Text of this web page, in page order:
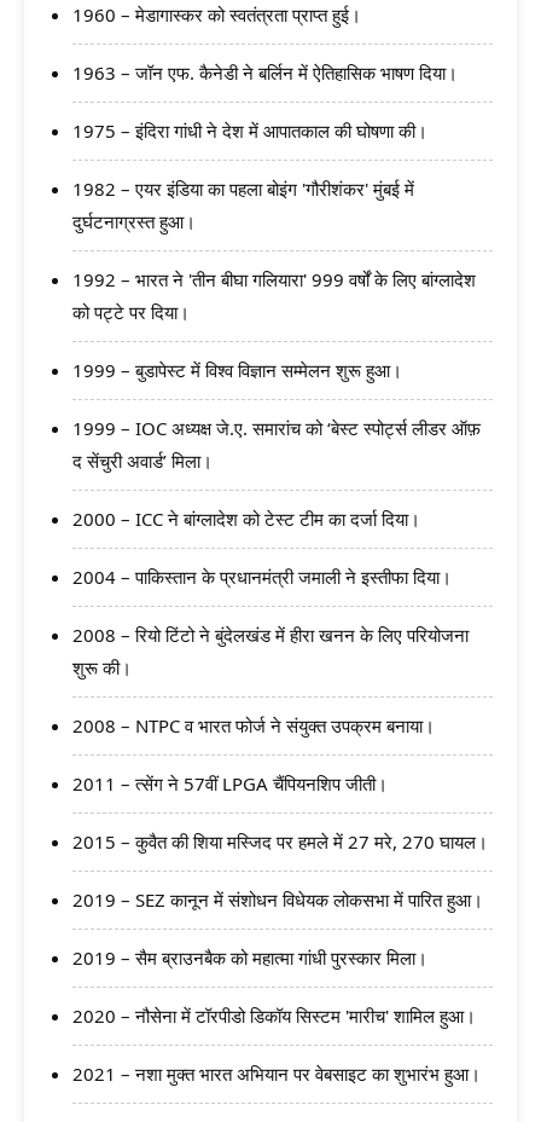
1960 – मेडागास्कर को स्वतंत्रता प्राप्त हुई।
1963 – जॉन एफ. कैनेडी ने बर्लिन में ऐतिहासिक भाषण दिया।
1975 – इंदिरा गांधी ने देश में आपातकाल की घोषणा की।
1982 – एयर इंडिया का पहला बोइंग 'गौरीशंकर' मुंबई में
दुर्घटनाग्रस्त हुआ।
1992 – भारत ने 'तीन बीघा गलियारा' 999 वर्षों के लिए बांग्लादेश
को पट्टे पर दिया।
1999 – बुडापेस्ट में विश्व विज्ञान सम्मेलन शुरू हुआ।
1999 – IOC अध्यक्ष जे.ए. समारांच को ‘बेस्ट स्पोर्ट्स लीडर ऑफ़
द सेंचुरी अवार्ड’ मिला।
2000 – ICC ने बांग्लादेश को टेस्ट टीम का दर्जा दिया।
2004 – पाकिस्तान के प्रधानमंत्री जमाली ने इस्तीफा दिया।
2008 – रियो टिंटो ने बुंदेलखंड में हीरा खनन के लिए परियोजना
शुरू की।
2008 – NTPC व भारत फोर्ज ने संयुक्त उपक्रम बनाया।
2011 – त्सेंग ने 57वीं LPGA चैंपियनशिप जीती।
2015 – कुवैत की शिया मस्जिद पर हमले में 27 मरे, 270 घायल।
2019 – SEZ कानून में संशोधन विधेयक लोकसभा में पारित हुआ।
2019 – सैम ब्राउनबैक को महात्मा गांधी पुरस्कार मिला।
2020 – नौसेना में टॉरपीडो डिकॉय सिस्टम 'मारीच' शामिल हुआ।
2021 – नशा मुक्त भारत अभियान पर वेबसाइट का शुभारंभ हुआ।